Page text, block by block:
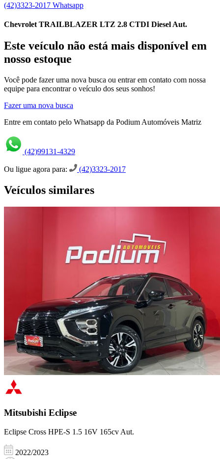
(42)3323-2017 Whatsapp
Chevrolet TRAILBLAZER LTZ 2.8 CTDI Diesel Aut.
Este veículo não está mais disponível em
nosso estoque
Você pode fazer uma nova busca ou entrar em contato com nossa
equipe para encontrar o veículo dos seus sonhos!
Fazer uma nova busca
Entre em contato pelo Whatsapp da Podium Automóveis Matriz
(42)99131-4329
Ou ligue agora para: (42)3323-2017
Veículos similares
Mitsubishi Eclipse
Eclipse Cross HPE-S 1.5 16V 165cv Aut.
2022/2023